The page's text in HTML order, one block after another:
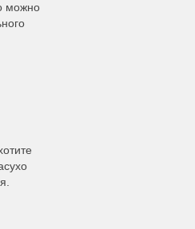
можно